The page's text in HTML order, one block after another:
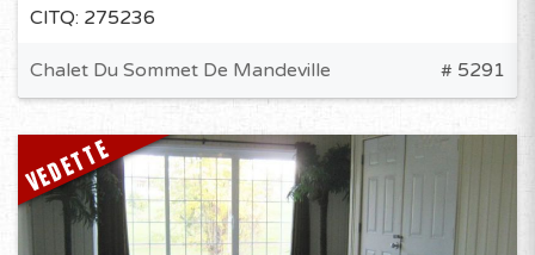
CITQ: 275236
Chalet Du Sommet De Mandeville # 5291
VEDETTE